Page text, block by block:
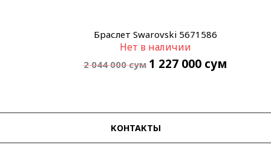
Браслет Swarovski 5671586
Нет в наличии
2 044 000сум 1 227 000 сум
КОНТАКТЫ